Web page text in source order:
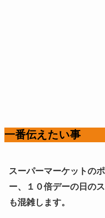
一番伝えたい事
スーパーマーケットの
ー、１０倍デーの日の
も混雑します。